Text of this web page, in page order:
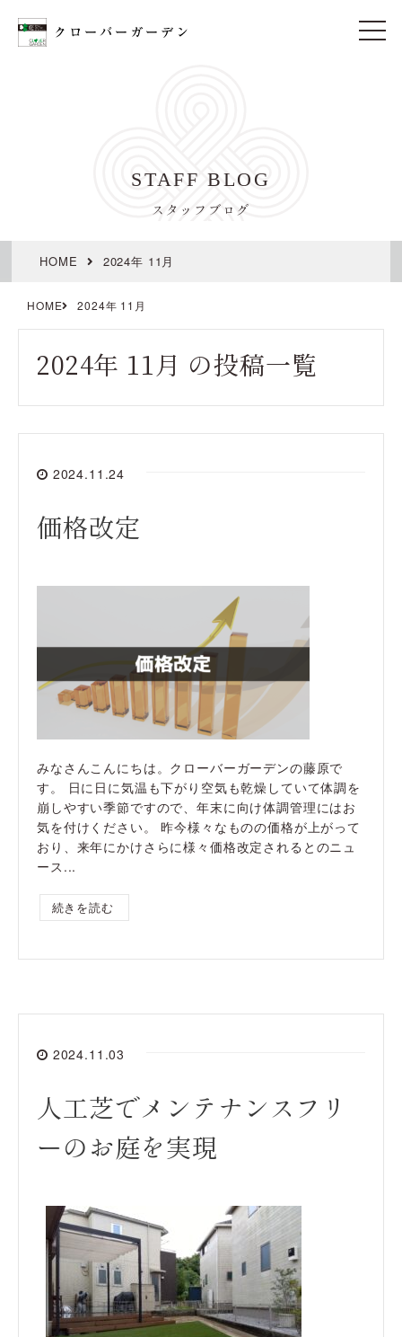
t
STAFF BLOG
スタッフブログ
HOME 2024年 11月
HOME 2024年 11月
2024年 11月 の投稿一覧
2024.11.24
価格改定
みなさんこんにちは。クローバーガーデンの藤原で
す。 日に日に気温も下がり空気も乾燥していて体調を
崩しやすい季節ですので、年末に向け体調管理にはお
気を付けください。 昨今様々なものの価格が上がって
おり、来年にかけさらに様々価格改定されるとのニュ
ース...
続きを読む
2024.11.03
人工芝でメンテナンスフリ
ーのお庭を実現